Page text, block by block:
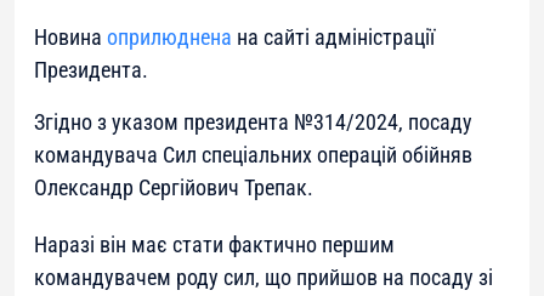
Новина оприлюднена на сайті адміністрації
Президента.
Згідно з указом президента №314/2024, посаду
командувача Сил спеціальних операцій обійняв
Олександр Сергійович Трепак.
Наразі він має стати фактично першим
командувачем роду сил, що прийшов на посаду зі